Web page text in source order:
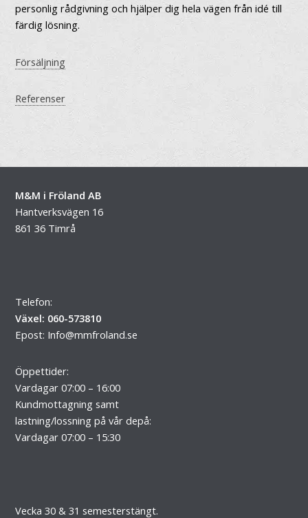
personlig rådgivning och hjälper dig hela vägen från idé till
färdig lösning.
Försäljning
Referenser
M&M i Fröland AB
Hantverksvägen 16
861 36 Timrå
Telefon:
Växel: 060-573810
Epost: Info@mmfroland.se
Öppettider:
Vardagar 07:00 – 16:00
Kundmottagning samt
lastning/lossning på vår depå:
Vardagar 07:00 – 15:30
Vecka 30 & 31 semesterstängt.